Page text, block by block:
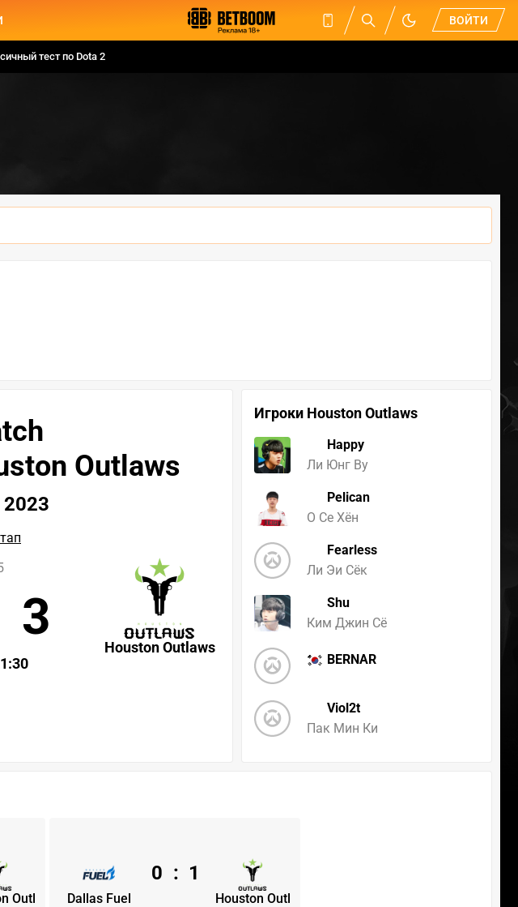
ВОЙТИ
тест по Dota 2
Игроки Houston Outlaws
Happy
Ли Юнг Ву
Pelican
О Се Хён
Fearless
Ли Эи Сёк
Shu
Ким Джин Сё
BERNAR
Viol2t
Пак Мин Ки
Outlaws
2023
Houston Outlaws
3
Outl Dallas Fuel Houston Outl
0 : 1